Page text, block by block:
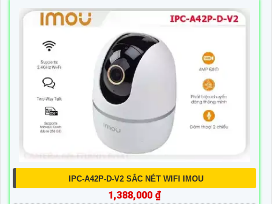
IPC-A42P-D-V2 SẮC NÉT WIFI IMOU
1,388,000 ₫